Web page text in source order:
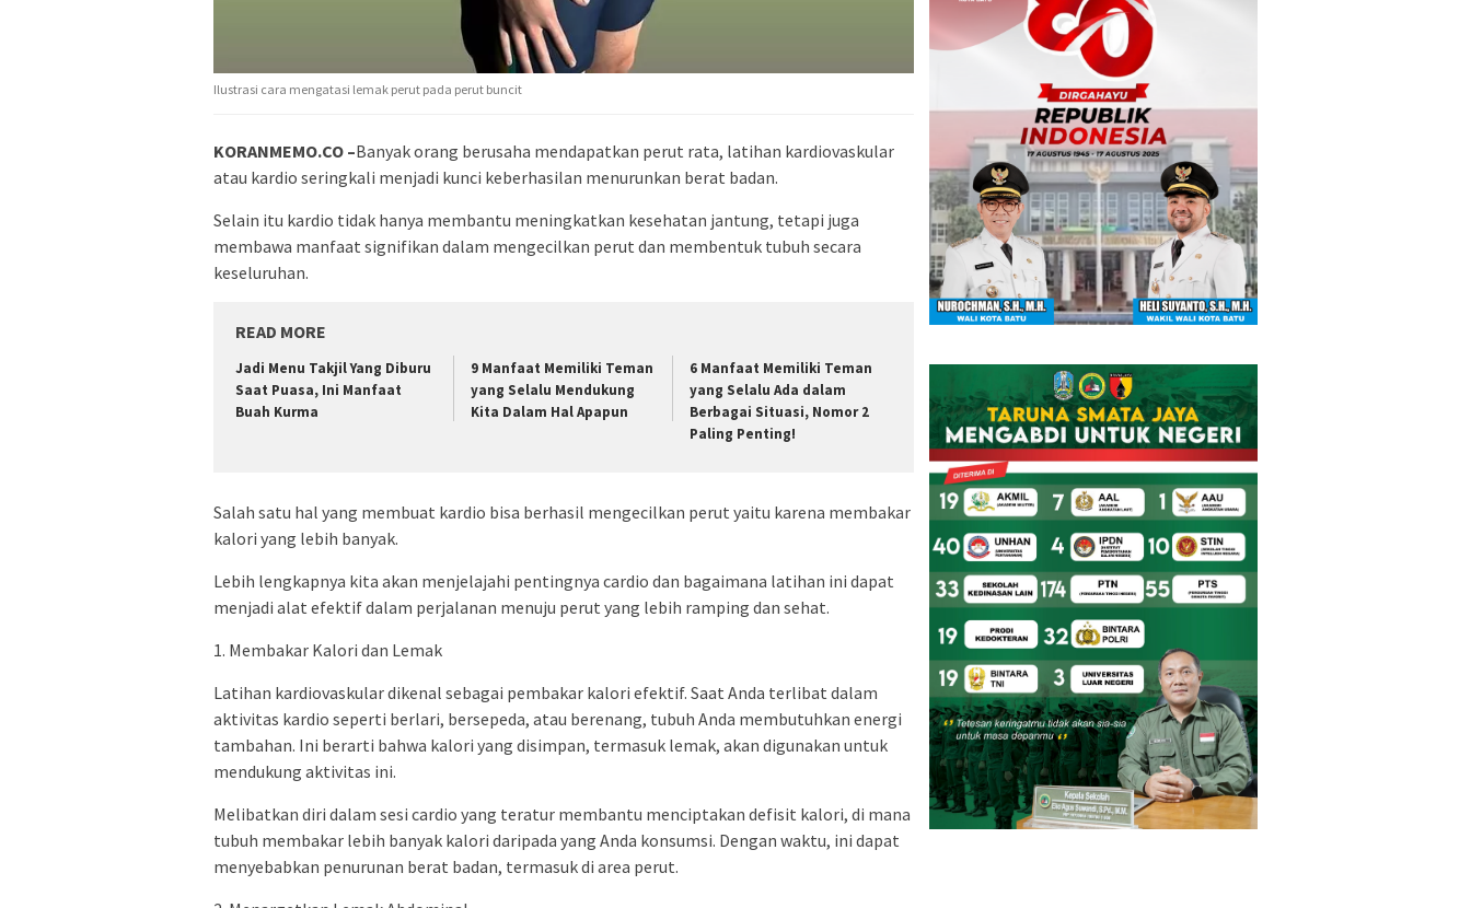
Ilustrasi cara mengatasi lemak perut pada perut buncit
KORANMEMO.CO –Banyak orang berusaha mendapatkan perut rata, latihan kardiovaskular
atau kardio seringkali menjadi kunci keberhasilan menurunkan berat badan.
Selain itu kardio tidak hanya membantu meningkatkan kesehatan jantung, tetapi juga
membawa manfaat signifikan dalam mengecilkan perut dan membentuk tubuh secara
keseluruhan.
READ MORE
Jadi Menu Takjil Yang Diburu
Saat Puasa, Ini Manfaat
Buah Kurma
9 Manfaat Memiliki Teman
yang Selalu Mendukung
Kita Dalam Hal Apapun
6 Manfaat Memiliki Teman
yang Selalu Ada dalam
Berbagai Situasi, Nomor 2
Paling Penting!
Salah satu hal yang membuat kardio bisa berhasil mengecilkan perut yaitu karena membakar
kalori yang lebih banyak.
Lebih lengkapnya kita akan menjelajahi pentingnya cardio dan bagaimana latihan ini dapat
menjadi alat efektif dalam perjalanan menuju perut yang lebih ramping dan sehat.
1. Membakar Kalori dan Lemak
Latihan kardiovaskular dikenal sebagai pembakar kalori efektif. Saat Anda terlibat dalam
aktivitas kardio seperti berlari, bersepeda, atau berenang, tubuh Anda membutuhkan energi
tambahan. Ini berarti bahwa kalori yang disimpan, termasuk lemak, akan digunakan untuk
mendukung aktivitas ini.
Melibatkan diri dalam sesi cardio yang teratur membantu menciptakan defisit kalori, di mana
tubuh membakar lebih banyak kalori daripada yang Anda konsumsi. Dengan waktu, ini dapat
menyebabkan penurunan berat badan, termasuk di area perut.